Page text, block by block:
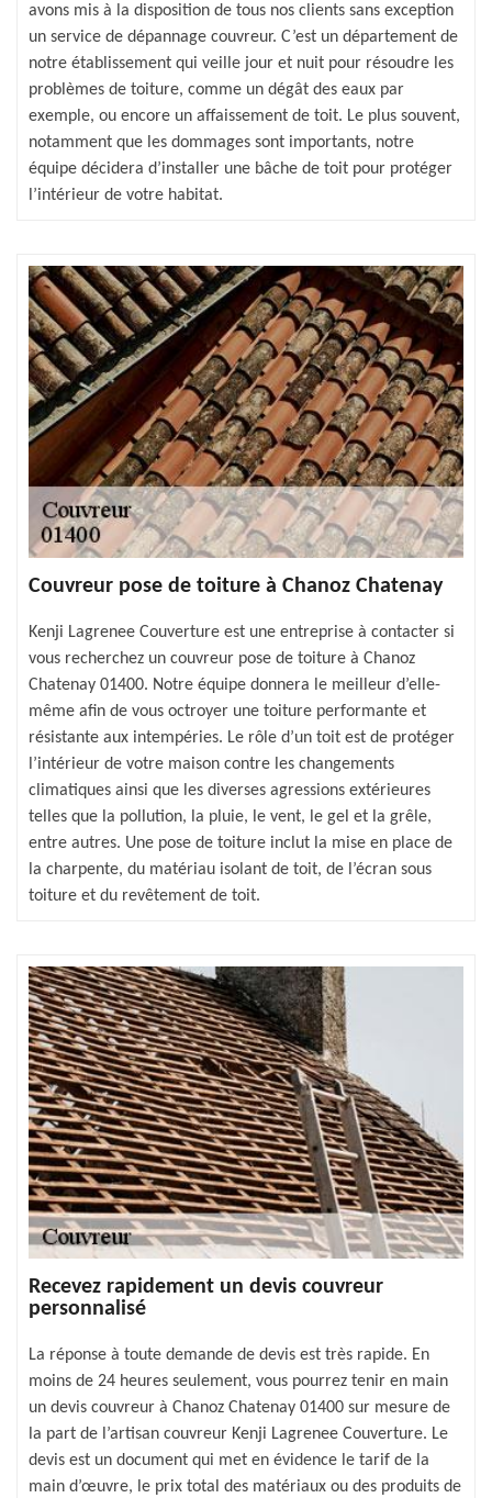
avons mis à la disposition de tous nos clients sans exception
un service de dépannage couvreur. C’est un département de
notre établissement qui veille jour et nuit pour résoudre les
problèmes de toiture, comme un dégât des eaux par
exemple, ou encore un affaissement de toit. Le plus souvent,
notamment que les dommages sont importants, notre
équipe décidera d’installer une bâche de toit pour protéger
l’intérieur de votre habitat.
Couvreur pose de toiture à Chanoz Chatenay
Kenji Lagrenee Couverture est une entreprise à contacter si
vous recherchez un couvreur pose de toiture à Chanoz
Chatenay 01400. Notre équipe donnera le meilleur d’elle-
même afin de vous octroyer une toiture performante et
résistante aux intempéries. Le rôle d’un toit est de protéger
l’intérieur de votre maison contre les changements
climatiques ainsi que les diverses agressions extérieures
telles que la pollution, la pluie, le vent, le gel et la grêle,
entre autres. Une pose de toiture inclut la mise en place de
la charpente, du matériau isolant de toit, de l’écran sous
toiture et du revêtement de toit.
Recevez rapidement un devis couvreur
personnalisé
La réponse à toute demande de devis est très rapide. En
moins de 24 heures seulement, vous pourrez tenir en main
un devis couvreur à Chanoz Chatenay 01400 sur mesure de
la part de l’artisan couvreur Kenji Lagrenee Couverture. Le
devis est un document qui met en évidence le tarif de la
main d’œuvre, le prix total des matériaux ou des produits de